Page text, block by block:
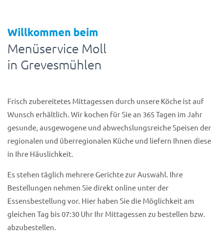
Willkommen beim
Menüservice Moll
in Grevesmühlen
Frisch zubereitetes Mittagessen durch unsere Köche ist auf
Wunsch erhältlich. Wir kochen für Sie an 365 Tagen im Jahr
gesunde, ausgewogene und abwechslungsreiche Speisen der
regionalen und überregionalen Küche und liefern Ihnen diese
in Ihre Häuslichkeit.
Es stehen täglich mehrere Gerichte zur Auswahl. Ihre
Bestellungen nehmen Sie direkt online unter der
Essensbestellung vor. Hier haben Sie die Möglichkeit am
gleichen Tag bis 07:30 Uhr Ihr Mittagessen zu bestellen bzw.
abzubestellen.